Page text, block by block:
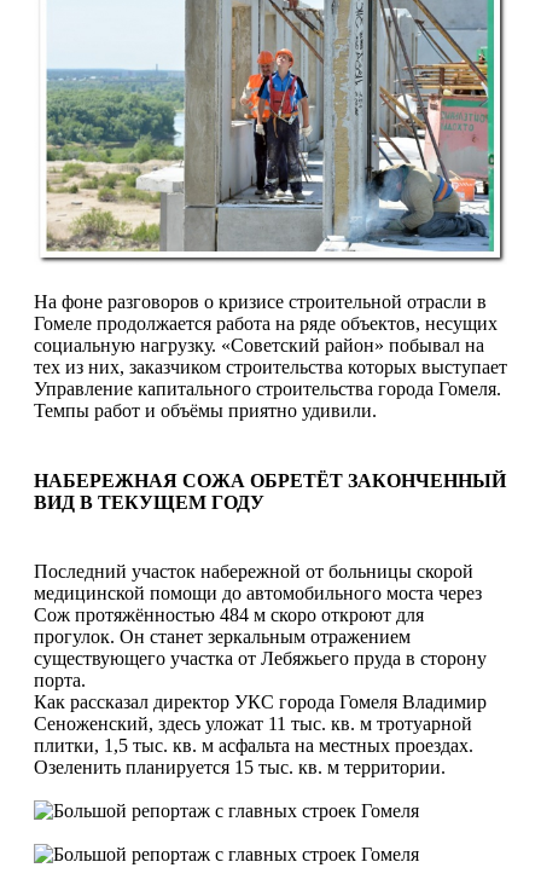
На фоне разговоров о кризисе строи­тельной отрасли в
Гомеле продолжается работа на ряде объектов, несущих
со­циальную нагрузку. «Советский район» побывал на
тех из них, заказчиком стро­ительства которых выступает
Управле­ние капитального строительства горо­да Гомеля.
Темпы работ и объёмы при­ятно удивили.
НАБЕРЕЖНАЯ СОЖА ОБРЕТЁТ ЗАКОНЧЕННЫЙ
ВИД В ТЕКУЩЕМ ГОДУ
Последний участок набережной от больницы скорой
медицинской помо­щи до автомобильного моста через
Сож протяжённостью 484 м скоро откроют для
прогулок. Он станет зеркальным от­ражением
существующего участка от Лебяжьего пруда в сторону
порта.
Как рассказал директор УКС города Гомеля Владимир
Сеноженский, здесь уложат 11 тыс. кв. м тротуарной
плит­ки, 1,5 тыс. кв. м асфальта на местных проездах.
Озеленить планируется 15 тыс. кв. м территории.